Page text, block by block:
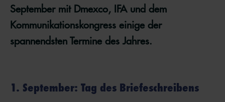
September mit Dmexco, IFA und dem
Kommunikationskongress einige der
spannendsten Termine des Jahres.
1. September: Tag des Briefeschreibens